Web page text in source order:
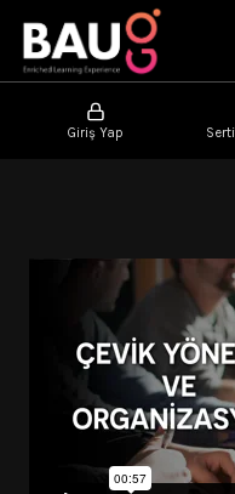
Giriş Yap